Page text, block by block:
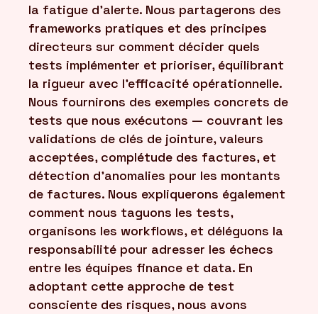
la fatigue d'alerte. Nous partagerons des
frameworks pratiques et des principes
directeurs sur comment décider quels
tests implémenter et prioriser, équilibrant
la rigueur avec l'efficacité opérationnelle.
Nous fournirons des exemples concrets de
tests que nous exécutons — couvrant les
validations de clés de jointure, valeurs
acceptées, complétude des factures, et
détection d'anomalies pour les montants
de factures. Nous expliquerons également
comment nous taguons les tests,
organisons les workflows, et déléguons la
responsabilité pour adresser les échecs
entre les équipes finance et data. En
adoptant cette approche de test
consciente des risques, nous avons